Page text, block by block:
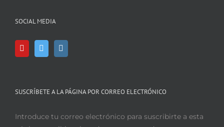
SOCIAL MEDIA
SUSCRÍBETE A LA PÁGINA POR CORREO ELECTRÓNICO
Introduce tu correo electrónico para suscribirte a esta